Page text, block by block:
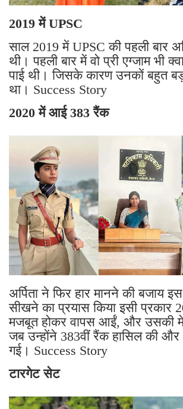
2019 में UPSC
साल 2019 में UPSC की पहली बार
थी। पहली बार में वो प्री एग्जाम भी
पाई थी। जिसके कारण उनकों बहुत
था। Success Story
2020 में आई 383 रैंक
अर्पिता ने फिर हार मानने की बजाय
सीखने का प्रयास किया इसी प्रकार
मजबूत होकर वापस आईं, और उसकी
जब उन्होंने 383वीं रैंक हासिल की और
गई। Success Story
टारगेट सेट